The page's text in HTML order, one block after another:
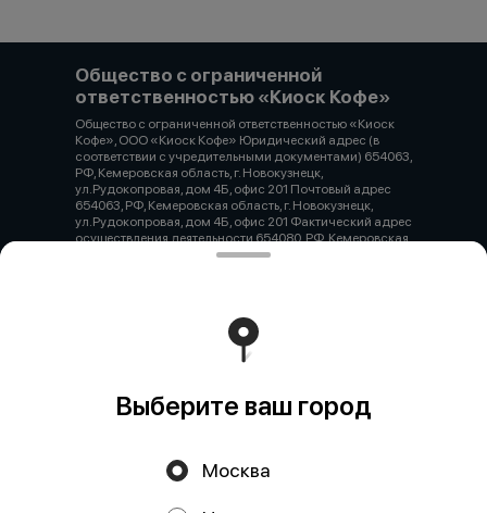
Общество с ограниченной
ответственностью «Киоск Кофе»
Общество с ограниченной ответственностью «Киоск
Кофе», ООО «Киоск Кофе» Юридический адрес (в
соответствии с учредительными документами) 654063,
РФ, Кемеровская область, г. Новокузнецк,
ул.Рудокопровая, дом 4Б, офис 201 Почтовый адрес
654063, РФ, Кемеровская область, г. Новокузнецк,
ул.Рудокопровая, дом 4Б, офис 201 Фактический адрес
осуществления деятельности 654080, РФ, Кемеровская
область, г. Новокузнецк, проспект Н.С. Ермакова, дом
30101810145250000411 Наименование учреждения
банка Филиал «Центральный» банка ВТБ (публичное
акционерное общество) в г. Москва
Политика конфиденциальности
Выберите ваш город
Москва